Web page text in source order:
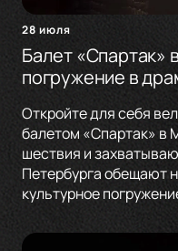
28 июля
Балет «Спартак»
погружение в
Откройте для себя
балетом «Спартак» в
шествия и
Петербурга обещают
культурное